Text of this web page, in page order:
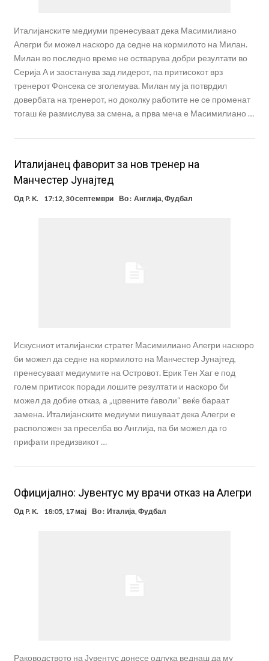
Италијанските медиуми пренесуваат дека Масимилиано
Алегри би можел наскоро да седне на кормилото на Милан.
Милан во последно време не остварува добри резултати во
Серија А и заостанува зад лидерот, па притисокот врз
тренерот Фонсека се зголемува. Милан му ја потврдил
довербата на тренерот, но доколку работите не се променат
тогаш ќе размислува за смена, а прва меча е Масимилиано …
Италијанец фаворит за нов тренер на
Манчестер Јунајтед
Од P. K. 17:12, 30 септември Во : Англија Фудбал
Искусниот италијански стратег Масимилиано Алегри наскоро
би можел да седне на кормилото на Манчестер Јунајтед,
пренесуваат медиумите на Островот. Ерик Тен Хаг е под
голем притисок поради лошите резултати и наскоро би
можел да добие отказ, а „црвените ѓаволи“ веќе бараат
замена. Италијанските медиуми пишуваат дека Алегри е
расположен за преселба во Англија, па би можел да го
прифати предизвикот …
Официјално: Јувентус му врачи отказ на Алегри
Од P. K. 18:05, 17 мај Во : Италија,Фудбал
Раководството на Јувентус донесе одлука веднаш да му